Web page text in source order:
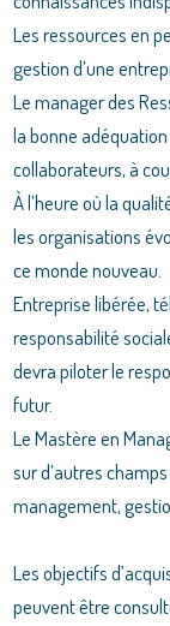
Les ressources en
gestion d’une
Le manager des
la bonne
collaborateurs, à
À l’heure où la
les organisations
ce monde nouveau.
Entreprise libérée,
responsabilité
devra piloter le
futur.
Le Mastère en
sur d’autres
management,
Les objectifs
peuvent être